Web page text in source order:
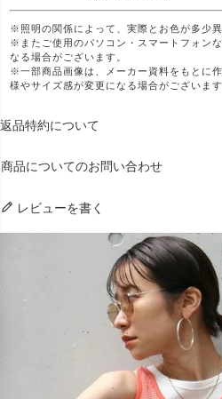
※照明の関係によって、実際とお色が多少
※またご使用のパソコン・スマートフォン
なる場合がございます。
※一部商品画像は、メーカー資料をもとに
様やサイズ感が変更になる場合がございます
返品特約について
商品についてのお問い合わせ
レビューを書く